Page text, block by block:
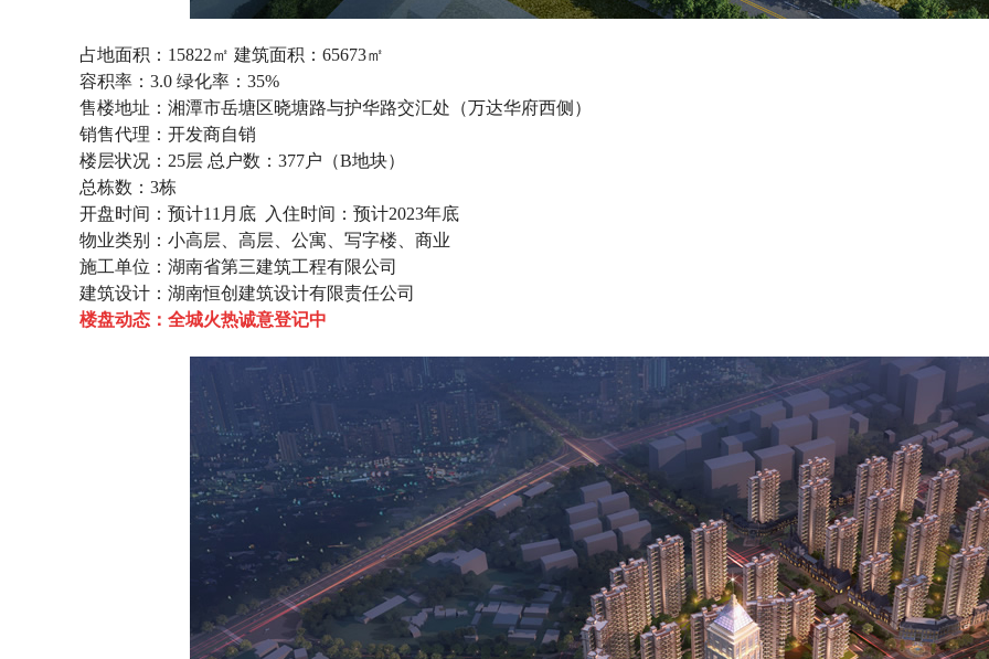
占地面积：15822㎡ 建筑面积：65673㎡
容积率：3.0 绿化率：35%
售楼地址：湘潭市岳塘区晓塘路与护华路交汇处（万达华府西侧）
销售代理：开发商自销
楼层状况：25层 总户数：377户（B地块）
总栋数：3栋
开盘时间：预计11月底 入住时间：预计2023年底
物业类别：小高层、高层、公寓、写字楼、商业
施工单位：湖南省第三建筑工程有限公司
建筑设计：湖南恒创建筑设计有限责任公司
楼盘动态：全城火热诚意登记中